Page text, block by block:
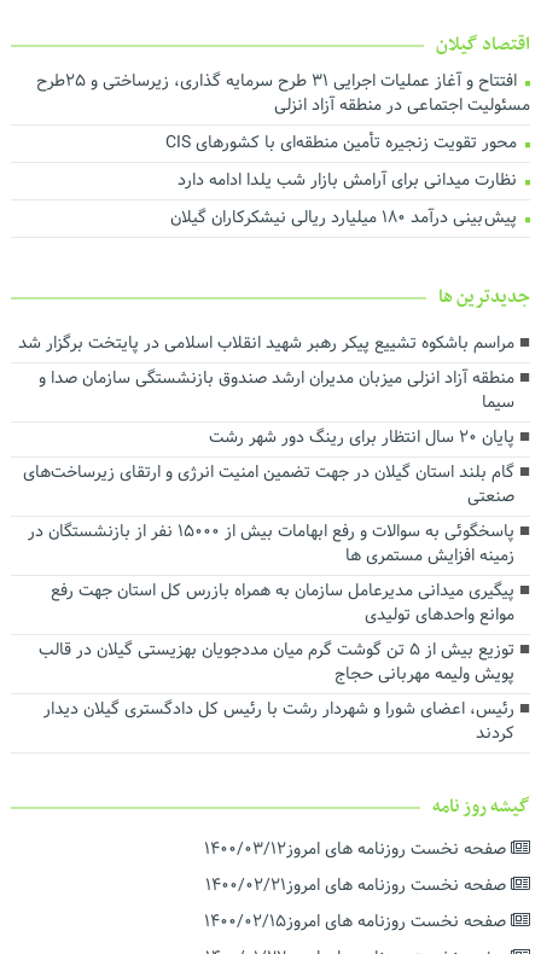
خرید تضمینی گندم در گیلان آغاز شد
لزوم اجماع رسانه‌ای برای نجات محیط‌زیست گیلان
هم‌افزایی برای ارتقای فرهنگ مصرف و مدیریت بهینه انرژی
تأخیر در پرداخت تسهیلات، اثربخشی حمایت از تولید را کاهش می‌دهد
درآمد پایدار کلید توسعه شهری است
اجرای بیش از ۵۰ پروژه آبرسانی در گیلان
گیلان
رضایت بازنشستگان و بهبود معیشت و تکریم آنها سرلوحه اهداف
سازمانی است
توسعه شبکه ریلی بندر کاسپین برای افزایش ظرفیت ترانزیتی در دستور
کار قرار گرفت
تفاهم‌نامه همکاری میان سازمان منطقه آزاد انزلی و شرکت ملی پست
جمهوری اسلامی ایران امضا شد
اقتصاد گیلان
افتتاح و آغاز عملیات اجرایی ۳۱ طرح سرمایه گذاری، زیرساختی و ۲۵طرح
مسئولیت اجتماعی در منطقه آزاد انزلی
محور تقویت زنجیره تأمین منطقه‌ای با کشورهای CIS
نظارت میدانی برای آرامش بازار شب یلدا ادامه دارد
پیش بینی درآمد ۱۸۰ میلیارد ریالی نیشکرکاران گیلان
جديدترين ها
مراسم باشکوه تشییع پیکر رهبر شهید انقلاب اسلامی در پایتخت برگزار شد
منطقه آزاد انزلی میزبان مدیران ارشد صندوق بازنشستگی سازمان صدا و
سیما
پایان ۲۰ سال انتظار برای رینگ دور شهر رشت
گام بلند استان گیلان در جهت تضمین امنیت انرژی و ارتقای زیرساخت‌های
صنعتی
پاسخگوئی به سوالات و رفع ابهامات بیش از ۱۵۰۰۰ نفر از بازنشستگان در
زمینه افزایش مستمری ها
پیگیری میدانی مدیرعامل سازمان به همراه بازرس کل استان جهت رفع
موانع واحدهای تولیدی
توزیع بیش از ۵ تن گوشت گرم میان مددجویان بهزیستی گیلان در قالب
پویش ولیمه مهربانی حجاج
رئیس، اعضای شورا و شهردار رشت با رئیس‌ کل دادگستری گیلان دیدار
کردند ‌
گیشه روز نامه
صفحه نخست روزنامه های امروز۱۴۰۰/۰۳/۱۲
صفحه نخست روزنامه های امروز۱۴۰۰/۰۲/۲۱
صفحه نخست روزنامه های امروز۱۴۰۰/۰۲/۱۵